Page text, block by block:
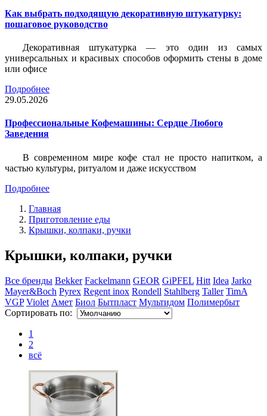
Как выбрать подходящую декоративную штукатурку:
пошаговое руководство
Декоративная штукатурка — это один из самых
универсальных и красивых способов оформить стены в доме
или офисе
Подробнее
29.05.2026
Профессиональные Кофемашины: Сердце Любого
Заведения
В современном мире кофе стал не просто напитком, а
частью культуры, ритуалом и даже искусством
Подробнее
Главная
Приготовление еды
Крышки, колпаки, ручки
Крышки, колпаки, ручки
Все бренды Bekker Fackelmann GEOR GiPFEL Hitt Idea Jarko
Mayer&Boch Pyrex Regent inox Rondell Stahlberg Taller TimA
VGP Violet Амет Биол Бытпласт Мультидом Полимербыт
Сортировать по:
1
2
всё